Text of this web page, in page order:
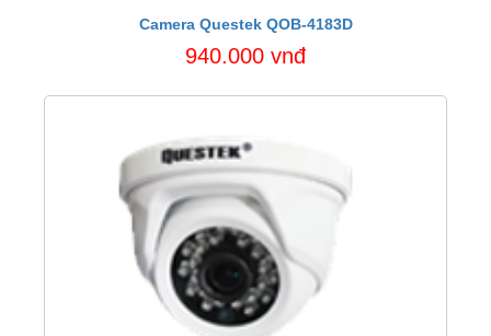
Camera Questek QOB-4183D
940.000 vnđ